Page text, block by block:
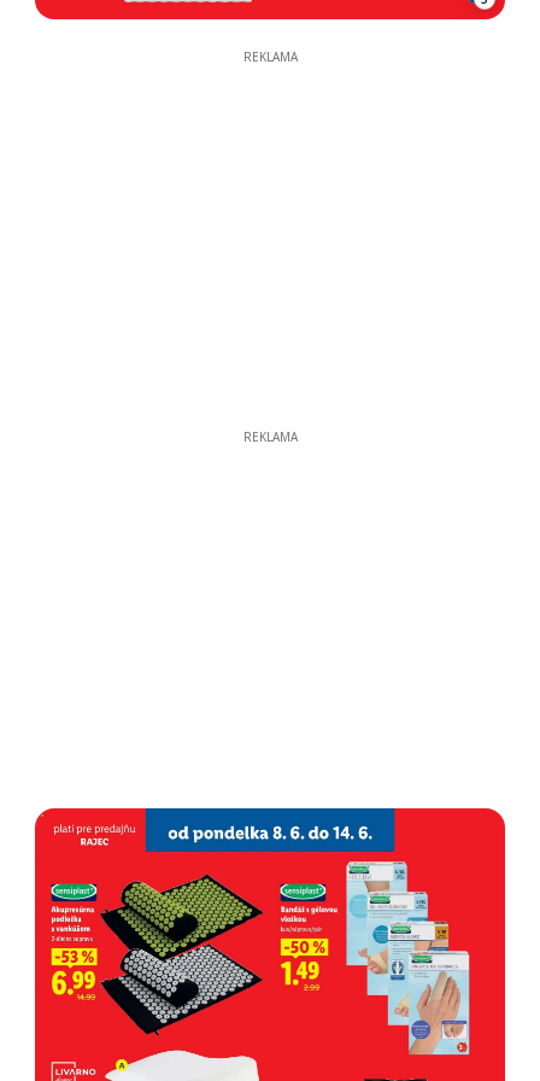
REKLAMA
REKLAMA